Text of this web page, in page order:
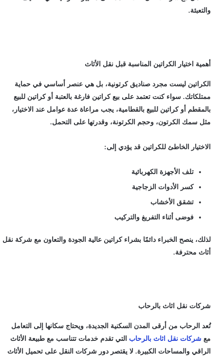
والتعبئة.
أهمية اختيار الكراتين المناسبة قبل نقل الأثاث
الكراتين ليست مجرد صناديق كرتونية، بل هي عنصر أساسي في حماية
ممتلكاتك. سواء كنت تعتمد على بيع كراتين فارغة بالعتبة أوكراتين للبيع
بالمقطم أوكراتين للبيع بالقطامية، يجب مراعاة عدة عوامل عند الاختيار،
مثل سمك الكرتون، وحجم الكرتونة، وقدرتها على التحمل.
الاختيار الخاطئ للكراتين قد يؤدي إلى:
تلف الأجهزة الكهربائية
كسر الأدوات الزجاجية
تشقق الأخشاب
فوضى أثناء التفريغ والتركيب
لذلك، ينصح الخبراء دائمًا بشراء كراتين عالية الجودة والتعاون مع شركة نقل
أثاث محترفة.
شركات نقل اثاث بالرحاب
تُعد الرحاب من أرقى المدن السكنية الجديدة، ويحتاج سكانها إلى التعامل
مع شركات نقل اثاث بالرحاب التي تقدم خدمات تتناسب مع طبيعة الأثاث
الراقي والمساحات الكبيرة. لا يقتصر دور شركات النقل على تحميل الأثاث